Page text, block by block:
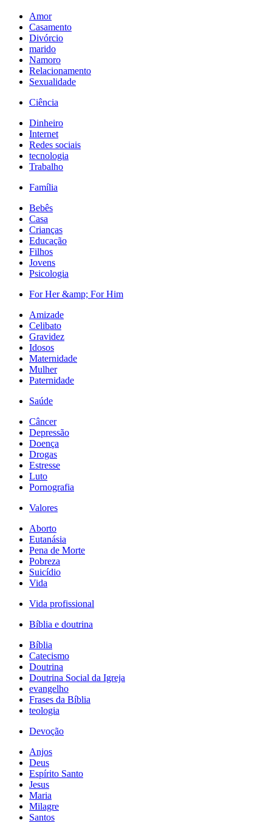
Amor
Casamento
Divórcio
marido
Namoro
Relacionamento
Sexualidade
Ciência
Dinheiro
Internet
Redes sociais
tecnologia
Trabalho
Família
Bebês
Casa
Crianças
Educação
Filhos
Jovens
Psicologia
For Her &amp; For Him
Amizade
Celibato
Gravidez
Idosos
Maternidade
Mulher
Paternidade
Saúde
Câncer
Depressão
Doença
Drogas
Estresse
Luto
Pornografia
Valores
Aborto
Eutanásia
Pena de Morte
Pobreza
Suicídio
Vida
Vida profissional
Bíblia e doutrina
Bíblia
Catecismo
Doutrina
Doutrina Social da Igreja
evangelho
Frases da Bíblia
teologia
Devoção
Anjos
Deus
Espírito Santo
Jesus
Maria
Milagre
Santos